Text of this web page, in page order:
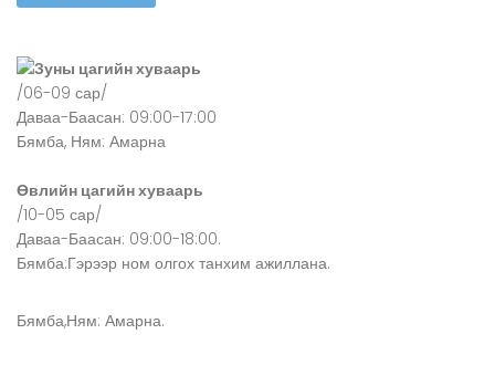
Зуны цагийн хуваарь
/06-09 сар/
Даваа-Баасан: 09:00-17:00
Бямба, Ням: Амарна
Өвлийн цагийн хуваарь
/10-05 сар/
Даваа-Баасан: 09:00-18:00.
Бямба:Гэрээр ном олгох танхим ажиллана.
Бямба,Ням: Амарна.